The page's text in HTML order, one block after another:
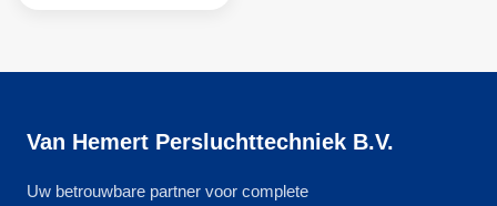
Van Hemert Persluchttechniek B.V.
Uw betrouwbare partner voor complete